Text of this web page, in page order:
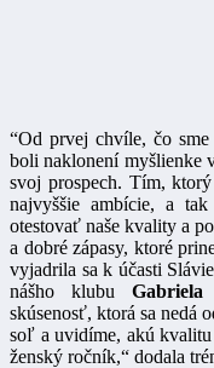
“Od prvej chvíle, čo
boli naklonení myšlienke
svoj prospech. Tím,
najvyššie ambície, a
otestovať naše kvality a
a dobré zápasy, ktoré
vyjadrila sa k účasti
nášho klubu Gabriela
skúsenosť, ktorá sa nedá
soľ a uvidíme, akú
ženský ročník,“ dodala